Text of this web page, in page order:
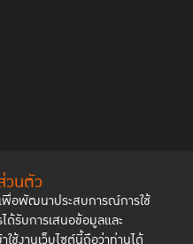
วนตัว
พื่อพัฒนาประสบการณ์การใช้
ด้รับการเสนอข้อมูลและ